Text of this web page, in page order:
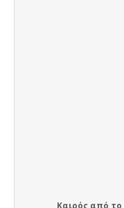
Καιρόςαπό το